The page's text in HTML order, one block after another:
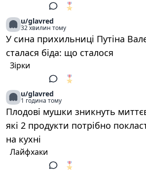
🎖️
u/glavred
32 хвилин тому
У сина прихильниці Путіна
сталася біда: що сталося
Зірки
🎖️
u/glavred
1 година тому
Плодові мушки зникнуть
які 2 продукти потрібно
на кухні
Лайфхаки
🎖️